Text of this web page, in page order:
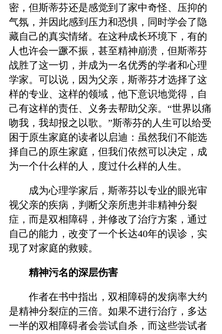
密，但斯蒂芬还是感觉到了家中奇怪、压抑的
气氛，并因此感到压力和恐惧，同时学会了隐
藏自己的真实情绪。在这种成长环境下，有的
人也许会一蹶不振，甚至精神崩溃，但斯蒂芬
战胜了这一切，并成为一名优秀的学者和心理
学家。可以说，因为父亲，斯蒂芬才选择了这
样的专业、这样的领域，他下意识地觉得，自
己有这样的责任、义务去帮助父亲。“世界以痛
吻我，我却报之以歌。”斯蒂芬的人生可以给受
困于原生家庭的读者以启迪：虽然我们不能选
择自己的原生家庭，但我们依然可以决定，成
为一个什么样的人，度过什么样的人生。
成为心理学家后，斯蒂芬以专业的眼光审
视父亲的疾病，判断父亲所患并非精神分裂
症，而是双相障碍，并修改了治疗方案，通过
自己的能力，改变了一个长达40年的误诊，实
现了对家庭的救赎。
精神污名的深层伤害
作者在书中指出，双相障碍的发病率大约
是精神分裂症的三倍。如果不进行治疗，多达
一半的双相障碍者会尝试自杀，而这些尝试者